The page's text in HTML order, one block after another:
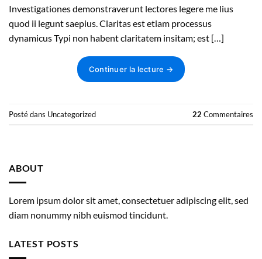
Investigationes demonstraverunt lectores legere me lius
quod ii legunt saepius. Claritas est etiam processus
dynamicus Typi non habent claritatem insitam; est […]
Continuer la lecture →
Posté dans Uncategorized 22 Commentaires
ABOUT
Lorem ipsum dolor sit amet, consectetuer adipiscing elit, sed
diam nonummy nibh euismod tincidunt.
LATEST POSTS